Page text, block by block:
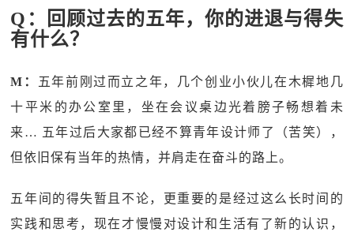
Q：回顾过去的五年，你的进退与得失
有什么？
M：
五年前刚过而立之年，几个创业小伙儿在木樨地几
十平米的办公室里，坐在会议桌边光着膀子畅想着未
来… 五年过后大家都已经不算青年设计师了（苦笑），
但依旧保有当年的热情，并肩走在奋斗的路上。
五年间的得失暂且不论，更重要的是经过这么长时间的
实践和思考，现在才慢慢对设计和生活有了新的认识，